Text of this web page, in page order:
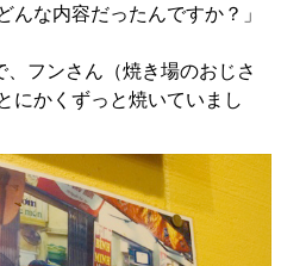
んな内容だったんですか？」
フンさん（焼き場のおじさ
にかくずっと焼いていまし